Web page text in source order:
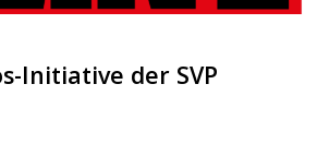
Initiative der SVP